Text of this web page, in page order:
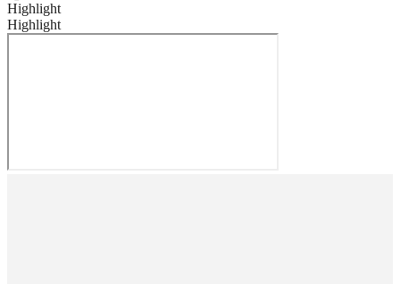
Highlight
Highlight